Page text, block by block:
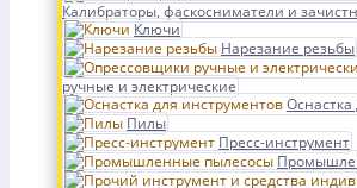
Калибраторы, фаскосниматели и
Ключи
Нарезание резьбы
ручные и электрические
Пилы
Пресс-инструмент